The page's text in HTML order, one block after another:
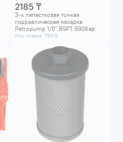
2185 ₸
3-х лепестковая тонкая
гидравлическая насадка
Petropump 1/8" BSPT 690бар
PP180010
Код товара: 75415